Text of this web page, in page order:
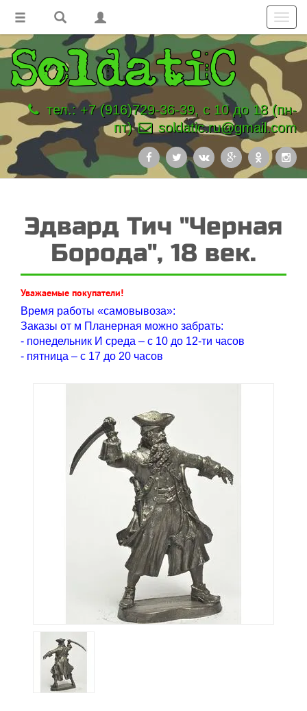
тел.: +7 (916)729-36-39, с 10 до 18 (пн-
пт)
soldatic.ru@gmail.com
Эдвард Тич "Черная
Борода", 18 век.
Уважаемые покупатели!
Время работы «самовывоза»:
Заказы от м Планерная можно забрать:
- понедельник И среда – с 10 до 12-ти часов
- пятница – с 17 до 20 часов